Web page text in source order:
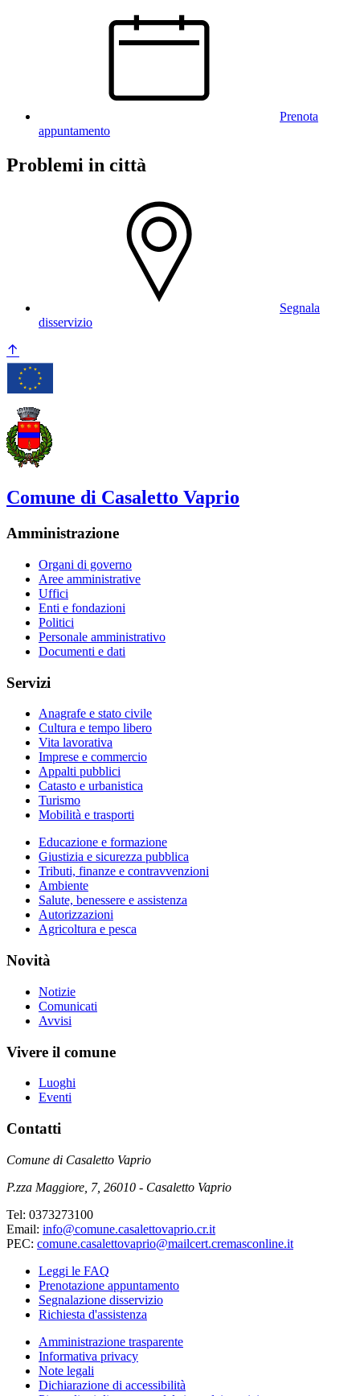
Prenota
appuntamento
Problemi in città
Segnala
disservizio
Comune di Casaletto Vaprio
Amministrazione
Organi di governo
Aree amministrative
Uffici
Enti e fondazioni
Politici
Personale amministrativo
Documenti e dati
Servizi
Anagrafe e stato civile
Cultura e tempo libero
Vita lavorativa
Imprese e commercio
Appalti pubblici
Catasto e urbanistica
Turismo
Mobilità e trasporti
Educazione e formazione
Giustizia e sicurezza pubblica
Tributi, finanze e contravvenzioni
Ambiente
Salute, benessere e assistenza
Autorizzazioni
Agricoltura e pesca
Novità
Notizie
Comunicati
Avvisi
Vivere il comune
Luoghi
Eventi
Contatti
Comune di Casaletto Vaprio
P.zza Maggiore, 7, 26010 - Casaletto Vaprio
Tel: 0373273100
Email: info@comune.casalettovaprio.cr.it
PEC: comune.casalettovaprio@mailcert.cremasconline.it
Leggi le FAQ
Prenotazione appuntamento
Segnalazione disservizio
Richiesta d'assistenza
Amministrazione trasparente
Informativa privacy
Note legali
Dichiarazione di accessibilità